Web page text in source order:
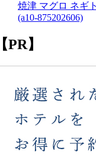
焼津 マグロ ネギ
(a10-875202606)
【PR】